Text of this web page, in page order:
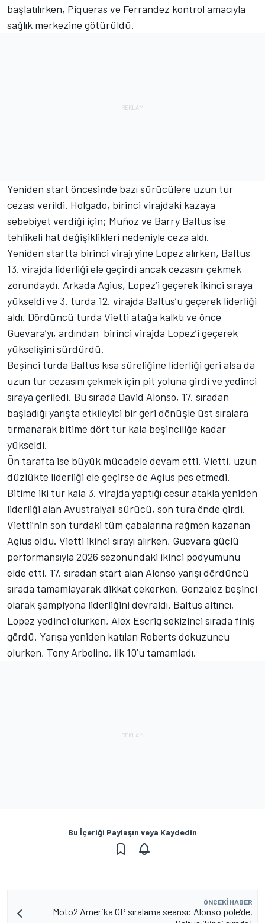
başlatılırken, Piqueras ve Ferrandez kontrol amacıyla
sağlık merkezine götürüldü.
Yeniden start öncesinde bazı sürücülere uzun tur
cezası verildi. Holgado, birinci virajdaki kazaya
sebebiyet verdiği için; Muñoz ve Barry Baltus ise
tehlikeli hat değişiklikleri nedeniyle ceza aldı.
Yeniden startta birinci virajı yine Lopez alırken, Baltus
13. virajda liderliği ele geçirdi ancak cezasını çekmek
zorundaydı. Arkada Agius, Lopez’i geçerek ikinci sıraya
yükseldi ve 3. turda 12. virajda Baltus’u geçerek liderliği
aldı. Dördüncü turda Vietti atağa kalktı ve önce
Guevara’yı, ardından birinci virajda Lopez’i geçerek
yükselişini sürdürdü.
Beşinci turda Baltus kısa süreliğine liderliği geri alsa da
uzun tur cezasını çekmek için pit yoluna girdi ve yedinci
sıraya geriledi. Bu sırada David Alonso, 17. sıradan
başladığı yarışta etkileyici bir geri dönüşle üst sıralara
tırmanarak bitime dört tur kala beşinciliğe kadar
yükseldi.
Ön tarafta ise büyük mücadele devam etti. Vietti, uzun
düzlükte liderliği ele geçirse de Agius pes etmedi.
Bitime iki tur kala 3. virajda yaptığı cesur atakla yeniden
liderliği alan Avustralyalı sürücü, son tura önde girdi.
Vietti’nin son turdaki tüm çabalarına rağmen kazanan
Agius oldu. Vietti ikinci sırayı alırken, Guevara güçlü
performansıyla 2026 sezonundaki ikinci podyumunu
elde etti. 17. sıradan start alan Alonso yarışı dördüncü
sırada tamamlayarak dikkat çekerken, Gonzalez beşinci
olarak şampiyona liderliğini devraldı. Baltus altıncı,
Lopez yedinci olurken, Alex Escrig sekizinci sırada finiş
gördü. Yarışa yeniden katılan Roberts dokuzuncu
olurken, Tony Arbolino, ilk 10’u tamamladı.
Bu İçeriği Paylaşın veya Kaydedin
ÖNCEKI HABER
Moto2 Amerika GP sıralama seansı: Alonso pole’de,